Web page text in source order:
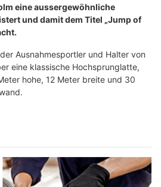
eine aussergewöhnliche
und damit dem Titel „Jump of
Ausnahmesportler und Halter von
eine klassische Hochsprunglatte,
hohe, 12 Meter breite und 30